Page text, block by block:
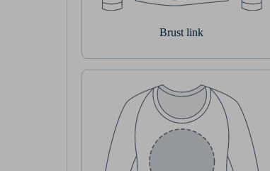
Brust link